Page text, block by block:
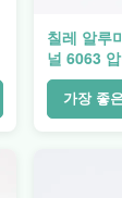
칠레 알루
널 6063
가장 좋